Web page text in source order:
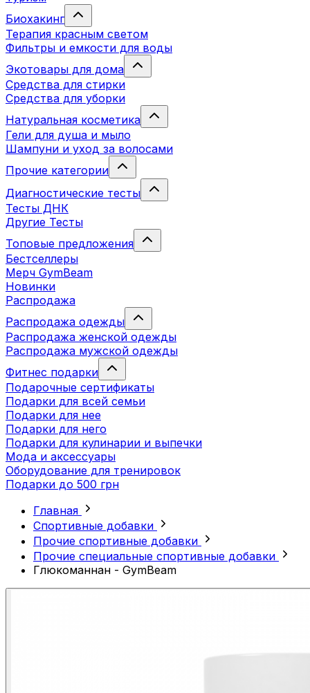
Биохакинг
Терапия красным светом
Фильтры и емкости для воды
Экотовары для дома
Средства для стирки
Средства для уборки
Натуральная косметика
Гели для душа и мыло
Шампуни и уход за волосами
Прочие категории
Диагностические тесты
Тесты ДНК
Другие Тесты
Топовые предложения
Бестселлеры
Мерч GymBeam
Новинки
Распродажа
Распродажа одежды
Распродажа женской одежды
Распродажа мужской одежды
Фитнес подарки
Подарочные сертификаты
Подарки для всей семьи
Подарки для нее
Подарки для него
Подарки для кулинарии и выпечки
Мода и аксессуары
Оборудование для тренировок
Подарки до 500 грн
Главная
Спортивные добавки
Прочие спортивные добавки
Прочие специальные спортивные добавки
Глюкоманнан - GymBeam